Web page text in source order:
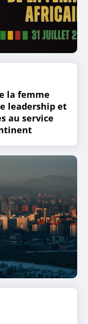
la femme
leadership et
au service